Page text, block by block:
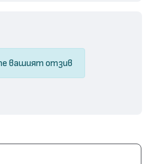
вашият отзив